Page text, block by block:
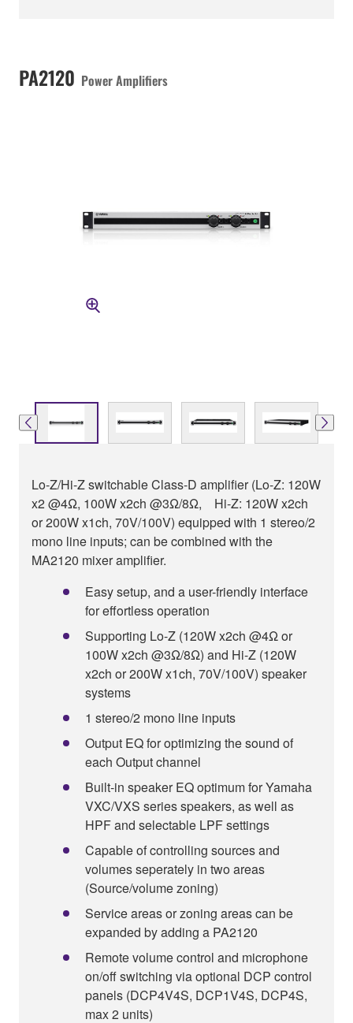
PA2120 Power Amplifiers
Lo-Z/Hi-Z switchable Class-D amplifier (Lo-Z: 120W
x2 @4Ω, 100W x2ch @3Ω/8Ω, Hi-Z: 120W x2ch
or 200W x1ch, 70V/100V) equipped with 1 stereo/2
mono line inputs; can be combined with the
MA2120 mixer amplifier.
Easy setup, and a user-friendly interface
for effortless operation
Supporting Lo-Z (120W x2ch @4Ω or
100W x2ch @3Ω/8Ω) and Hi-Z (120W
x2ch or 200W x1ch, 70V/100V) speaker
systems
1 stereo/2 mono line inputs
Output EQ for optimizing the sound of
each Output channel
Built-in speaker EQ optimum for Yamaha
VXC/VXS series speakers, as well as
HPF and selectable LPF settings
Capable of controlling sources and
volumes seperately in two areas
(Source/volume zoning)
Service areas or zoning areas can be
expanded by adding a PA2120
Remote volume control and microphone
on/off switching via optional DCP control
panels (DCP4V4S, DCP1V4S, DCP4S,
max 2 units)